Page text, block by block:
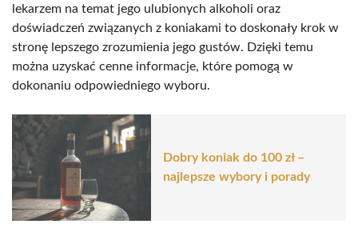
lekarzem na temat jego ulubionych alkoholi oraz
doświadczeń związanych z koniakami to doskonały krok w
stronę lepszego zrozumienia jego gustów. Dzięki temu
można uzyskać cenne informacje, które pomogą w
dokonaniu odpowiedniego wyboru.
Dobry koniak do 100 zł –
najlepsze wybory i porady